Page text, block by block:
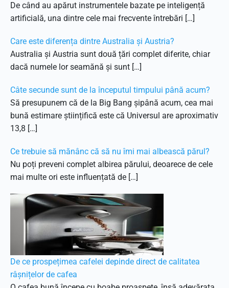
De când au apărut instrumentele bazate pe inteligență
artificială, una dintre cele mai frecvente întrebări […]
Care este diferența dintre Australia și Austria?
Australia și Austria sunt două țări complet diferite, chiar
dacă numele lor seamănă și sunt […]
Câte secunde sunt de la începutul timpului până acum?
Să presupunem că de la Big Bang șipână acum, cea mai
bună estimare științifică este că Universul are aproximativ
13,8 […]
Ce trebuie să mănânc că să nu îmi mai albească părul?
Nu poți preveni complet albirea părului, deoarece de cele
mai multe ori este influențată de […]
De ce prospețimea cafelei depinde direct de calitatea
râșnițelor de cafea